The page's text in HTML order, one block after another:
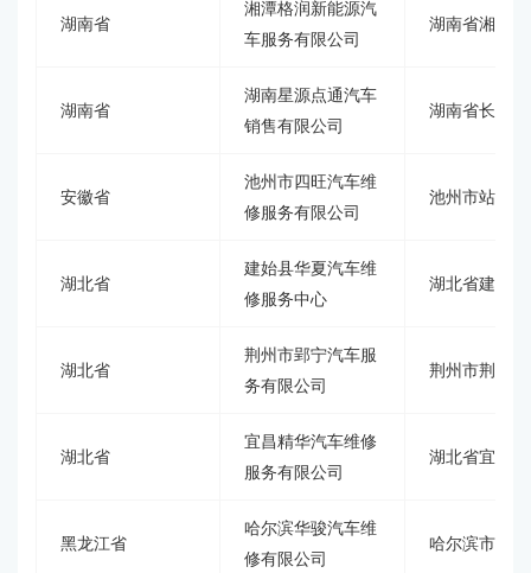
湖南省
湘潭格润新能源汽
车服务有限公司
湖南省湘潭
湖南省
湖南星源点通汽车
销售有限公司
湖南省长沙
安徽省
池州市四旺汽车维
修服务有限公司
池州市站前
湖北省
建始县华夏汽车维
修服务中心
湖北省建始
湖北省
荆州市郢宁汽车服
务有限公司
荆州市荆州
湖北省
宜昌精华汽车维修
服务有限公司
湖北省宜昌
黑龙江省
哈尔滨华骏汽车维
修有限公司
哈尔滨市香